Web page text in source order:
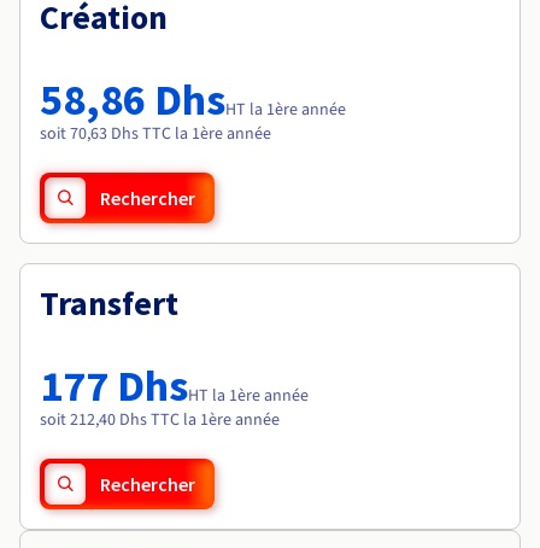
Tarifs
Roadmap & Changelog
Roadmap & Changelog
Création
58,86 DhsHT la 1ère année
soit 70,63 Dhs TTC la 1ère année
Rechercher
Transfert
177 DhsHT la 1ère année
soit 212,40 Dhs TTC la 1ère année
Rechercher